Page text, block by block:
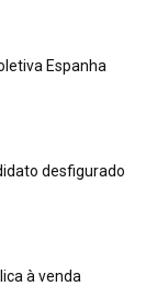
Espanha
desfigurado
à venda